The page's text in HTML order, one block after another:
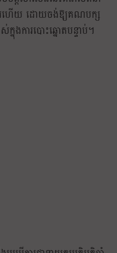
ើយ ដោយចង់ឱ្យគណបក្ស
នុងការបោះឆ្នោតបន្ទាប់។